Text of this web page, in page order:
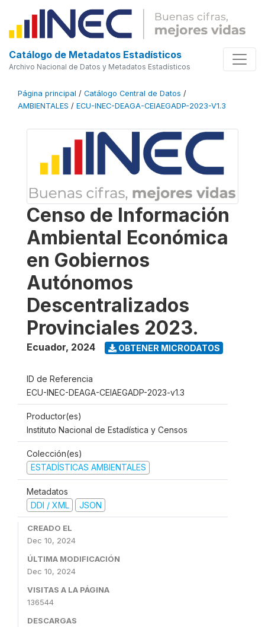
Catálogo de Metadatos Estadísticos
Archivo Nacional de Datos y Metadatos Estadísticos
Página principal / Catálogo Central de Datos /
AMBIENTALES / ECU-INEC-DEAGA-CEIAEGADP-2023-V1.3
Censo de Información
Ambiental Económica
en Gobiernos
Autónomos
Descentralizados
Provinciales 2023.
Ecuador, 2024 OBTENER MICRODATOS
ID de Referencia
ECU-INEC-DEAGA-CEIAEGADP-2023-v1.3
Productor(es)
Instituto Nacional de Estadística y Censos
Colección(es)
ESTADÍSTICAS AMBIENTALES
Metadatos
DDI / XML
JSON
CREADO EL
Dec 10, 2024
ÚLTIMA MODIFICACIÓN
Dec 10, 2024
VISITAS A LA PÁGINA
136544
DESCARGAS